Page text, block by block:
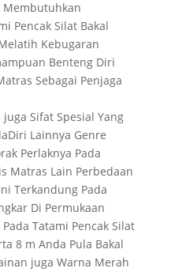
Membutuhkan
Pencak Silat Bakal
Kebugaran
Benteng Diri
Sebagai Penjaga
Sifat Spesial Yang
Lainnya Genre
Perlaknya Pada
Matras Lain Perbedaan
Terkandung Pada
Di Permukaan
Tatami Pencak Silat
8 m Anda Pula Bakal
juga Warna Merah